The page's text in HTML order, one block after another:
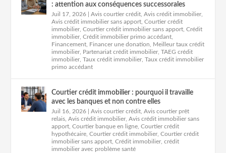
: attention aux conséquences successorales
Juil 17, 2026 |Avis courtier crédit ,Avis crédit immobilier
Avis crédit immobilier sans apport ,Courtier crédit
immobilier ,Courtier crédit immobilier sans apport ,Crédit
immobilier ,Crédit immobilier primo accédant
Financement Financer une donation
Meilleur taux crédit
immobilier Partenariat crédit immobilier ,TAEG crédit
immobilier ,Taux crédit immobilier ,Taux crédit immobilier
primo accédant
Courtier crédit immobilier : pourquoi il travaille
avec les banques et non contre elles
Juil 16, 2026 |Avis courtier crédit ,Avis courtier prêt
relais ,Avis crédit immobilier ,Avis crédit immobilier sans
apport ,Courtier banque en ligne ,Courtier crédit
hypothécaire ,Courtier crédit immobilier ,Courtier crédit
immobilier sans apport ,Crédit immobilier ,crédit
immobilier avec problème santé